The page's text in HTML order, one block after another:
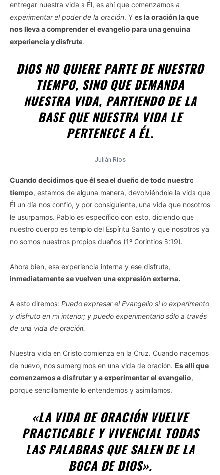
entregar nuestra vida a Él, es ahí que comenzamos a
experimentar el poder de la oración. Y es la oración la que
nos lleva a comprender el evangelio para una genuina
experiencia y disfrute.
DIOS NO QUIERE PARTE DE NUESTRO
TIEMPO, SINO QUE DEMANDA
NUESTRA VIDA, PARTIENDO DE LA
BASE QUE NUESTRA VIDA LE
PERTENECE A ÉL.
Julián Ríos
Cuando decidimos que él sea el dueño de todo nuestro
tiempo, estamos de alguna manera, devolviéndole la vida que
Él un día nos confió, y por consiguiente, una vida que nosotros
le usurpamos. Pablo es específico con esto, diciendo que
nuestro cuerpo es templo del Espíritu Santo y que nosotros ya
no somos nuestros propios dueños (1º Corintios 6:19).
Ahora bien, esa experiencia interna y ese disfrute,
inmediatamente se vuelven una expresión externa.
A esto diremos: Puedo expresar el Evangelio si lo experimento
y disfruto en mi interior; y puedo experimentarlo sólo a través
de una vida de oración.
Nuestra vida en Cristo comienza en la Cruz. Cuando nacemos
de nuevo, nos sumergimos en una vida de oración. Es allí que
comenzamos a disfrutar y a experimentar el evangelio,
porque sencillamente lo entendemos y asimilamos.
«LA VIDA DE ORACIÓN VUELVE
PRACTICABLE Y VIVENCIAL TODAS
LAS PALABRAS QUE SALEN DE LA
BOCA DE DIOS».